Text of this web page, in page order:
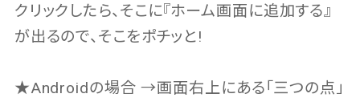
クリックしたら、そこに『ホーム画面に追加する』
が出るので、そこをポチッと!
★Androidの場合 →画面右上にある「三つの点」